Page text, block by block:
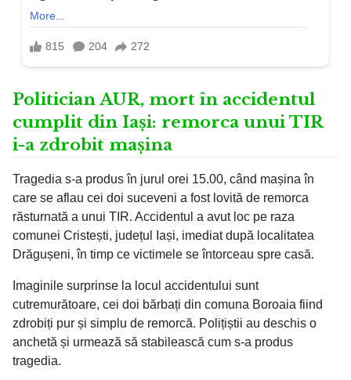
Politician AUR, mort în accidentul
cumplit din Iași: remorca unui TIR
i-a zdrobit mașina
Tragedia s-a produs în jurul orei 15.00, când mașina în
care se aflau cei doi suceveni a fost lovită de remorca
răsturnată a unui TIR. Accidentul a avut loc pe raza
comunei Cristești, județul Iași, imediat după localitatea
Drăgușeni, în timp ce victimele se întorceau spre casă.
Imaginile surprinse la locul accidentului sunt
cutremurătoare, cei doi bărbați din comuna Boroaia fiind
zdrobiți pur și simplu de remorcă. Polițiștii au deschis o
anchetă și urmează să stabilească cum s-a produs
tragedia.